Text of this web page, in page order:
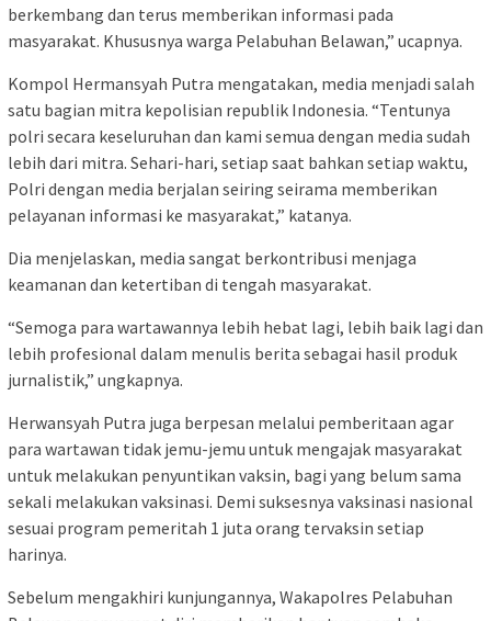
berkembang dan terus memberikan informasi pada
masyarakat. Khususnya warga Pelabuhan Belawan,” ucapnya.
Kompol Hermansyah Putra mengatakan, media menjadi salah
satu bagian mitra kepolisian republik Indonesia. “Tentunya
polri secara keseluruhan dan kami semua dengan media sudah
lebih dari mitra. Sehari-hari, setiap saat bahkan setiap waktu,
Polri dengan media berjalan seiring seirama memberikan
pelayanan informasi ke masyarakat,” katanya.
Dia menjelaskan, media sangat berkontribusi menjaga
keamanan dan ketertiban di tengah masyarakat.
“Semoga para wartawannya lebih hebat lagi, lebih baik lagi dan
lebih profesional dalam menulis berita sebagai hasil produk
jurnalistik,” ungkapnya.
Herwansyah Putra juga berpesan melalui pemberitaan agar
para wartawan tidak jemu-jemu untuk mengajak masyarakat
untuk melakukan penyuntikan vaksin, bagi yang belum sama
sekali melakukan vaksinasi. Demi suksesnya vaksinasi nasional
sesuai program pemeritah 1 juta orang tervaksin setiap
harinya.
Sebelum mengakhiri kunjungannya, Wakapolres Pelabuhan